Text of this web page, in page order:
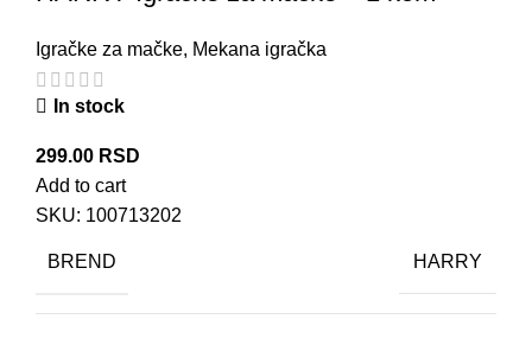
Igračke za mačke, Mekana igračka
In stock
299.00 RSD
Add to cart
SKU: 100713202
BREND HARRY